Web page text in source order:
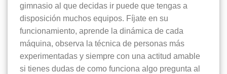
gimnasio al que decidas ir puede que tengas a
disposición muchos equipos. Fíjate en su
funcionamiento, aprende la dinámica de cada
máquina, observa la técnica de personas más
experimentadas y siempre con una actitud amable
si tienes dudas de como funciona algo pregunta al